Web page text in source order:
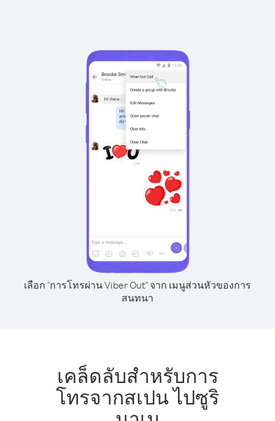
เลือก "การโทรผ่าน Viber Out" จาก เมนูส่วนหัวของการ
สนทนา
เคล็ดลับสำหรับการ
โทรจากสเปน ไปซูริ